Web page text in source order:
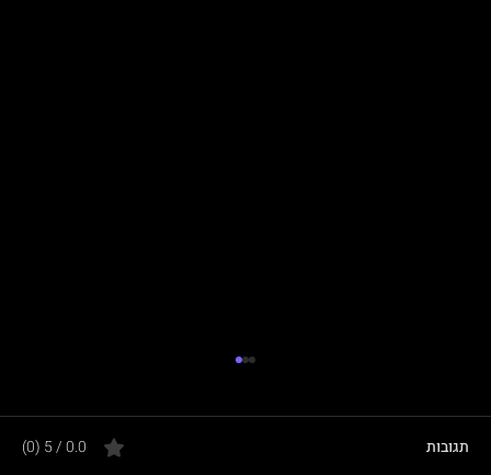
תגובות 0.0 / 5 ‏(0)